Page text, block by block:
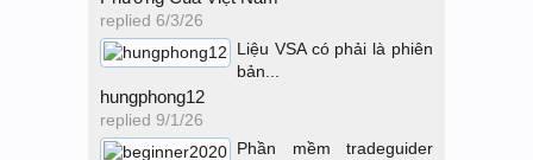
replied 6/3/26
Liệu VSA có phải là phiên
bản...
hungphong12
replied 9/1/26
Phần mềm tradeguider